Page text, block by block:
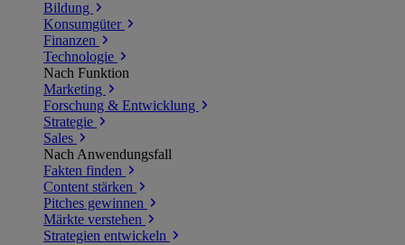
Bildung
Konsumgüter
Finanzen
Technologie
Nach Funktion
Marketing
Forschung & Entwicklung
Strategie
Sales
Nach Anwendungsfall
Fakten finden
Content stärken
Pitches gewinnen
Märkte verstehen
Strategien entwickeln